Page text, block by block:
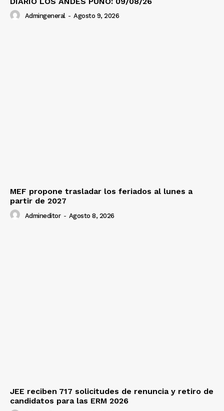
Admingeneral - Agosto 9, 2026
MEF propone trasladar los feriados al lunes a
partir de 2027
Admineditor - Agosto 8, 2026
JEE reciben 717 solicitudes de renuncia y retiro de
candidatos para las ERM 2026